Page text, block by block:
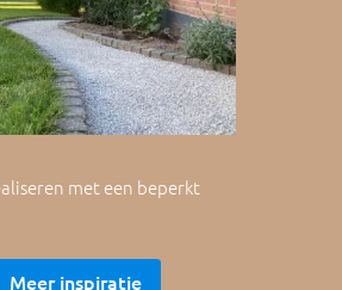
met een beperkt
Meer inspiratie